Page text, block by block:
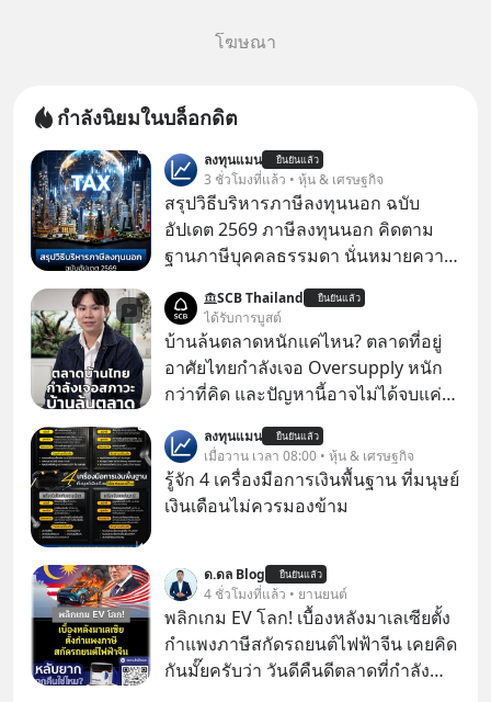
โฆษณา
กำลังนิยมในบล็อกดิต
ลงทุนแมน ยืนยันแล้ว
3 ชั่วโมงที่แล้ว • หุ้น & เศรษฐกิจ
สรุปวิธีบริหารภาษีลงทุนนอก ฉบับ
อัปเดต 2569 ภาษีลงทุนนอก คิดตาม
ฐานภาษีบุคคลธรรมดา นั่นหมายความ
SCB Thailand ยืนยันแล้ว
ได้รับการบูสต์
บ้านล้นตลาดหนักแค่ไหน? ตลาดที่อยู่
อาศัยไทยกำลังเจอ Oversupply หนัก
กว่าที่คิด และปัญหานี้อาจไม่ได้จบแค่
ล้นตลาด #เศรษฐกิจไทย #EICAround
#SCBThailand สามารถดูคลิปที่
youtube ประกอบได้ที่ link :
ลงทุนแมน ยืนยันแล้ว
เมื่อวาน เวลา 08:00 • หุ้น & เศรษฐกิจ
รู้จัก 4 เครื่องมือการเงินพื้นฐาน ที่มนุษย์
เงินเดือนไม่ควรมองข้าม
ด.ดล Blog ยืนยันแล้ว
4 ชั่วโมงที่แล้ว • ยานยนต์
พลิกเกม EV โลก! เบื้องหลังมาเลเซียตั้ง
กำแพงภาษีสกัดรถยนต์ไฟฟ้าจีน เคยคิด
กันมั๊ยครับว่า วันดีคืนดีตลาดที่กำลัง